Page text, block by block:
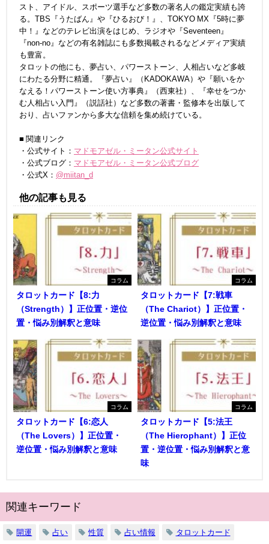
スト、アイドル、スポーツ選手など多数の著名人の鑑定実績も誇
る。TBS『うたばん』や『ひるおび！』、TOKYO MX『5時に夢
中！』などのテレビ出演をはじめ、ラジオや『Seventeen』
『non-no』などの有名雑誌にも多数掲載されるなどメディア実績
も豊富。
タロットの他にも、夢占い、パワーストーン、人相占いなど多岐
にわたる分野に精通。『夢占い』（KADOKAWA）や『願いをか
なえる！パワーストーン使い方事典』（西東社）、『幸せをつか
む人相占い入門』（説話社）など多数の著書・監修本を出版して
おり、占いファンから多大な信頼を集め続けている。
■ 関連リンク
・公式サイト： マドモアゼル・ミータン公式サイト
・公式ブログ： マドモアゼル・ミータン公式ブログ
・公式X： @miitan_d
他の記事も見る
コラム
タロットカード【8:力
（Strength）】正位置・逆位
置・悩み別解釈と意味
コラム
タロットカード【7:戦車
（The Chariot）】正位置・
逆位置・悩み別解釈と意味
コラム
タロットカード【6:恋人
（The Lovers）】正位置・
逆位置・悩み別解釈と意味
コラム
タロットカード【5:法王
（The Hierophant）】正位
置・逆位置・悩み別解釈と意
味
関連キーワード
開運 占い 性質 占い情報 タロットカード